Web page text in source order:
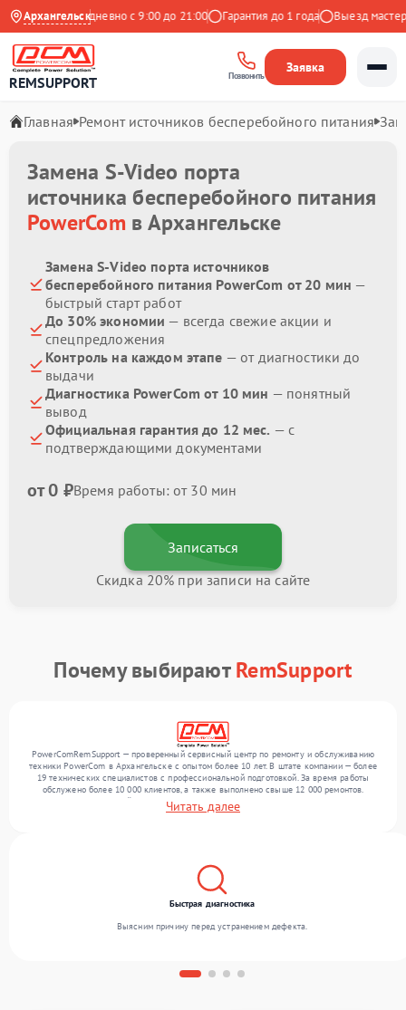
Архангельск
Ежедневно с 9:00 до 21:00 Гарантия до 1 года Выезд мастера
REMSUPPORT Позвонить
Заявка
Главная Ремонт источников бесперебойного питания
Замена S-Video порта
источника бесперебойного питания
PowerComв Архангельске
Замена S-Video порта источников
бесперебойного питания PowerCom от 20 мин —
быстрый старт работ
До 30% экономии — всегда свежие акции и
спецпредложения
Контроль на каждом этапе — от диагностики до
выдачи
Диагностика PowerCom от 10 мин — понятный
вывод
Официальная гарантия до 12 мес. — с
подтверждающими документами
от 0 ₽Время работы: от 30 мин
Записаться
Скидка 20% при записи на сайте
Почему выбираютRemSupport
PowerComRemSupport — проверенный сервисный центр по ремонту и обслуживанию
техники PowerCom в Архангельске с опытом более 10 лет. В штате компании — более
19 технических специалистов с профессиональной подготовкой. За время работы
обслужено более 10 000 клиентов, а также выполнено свыше 12 000 ремонтов.
Ежемесячно в сервисный центр поступает свыше 300 единиц техники, включая , , . Мы
выполняем ремонт различного уровня сложности и обеспечиваем надежный
Читать далее
Быстрая диагностика
Выясним причину перед устранением дефекта.